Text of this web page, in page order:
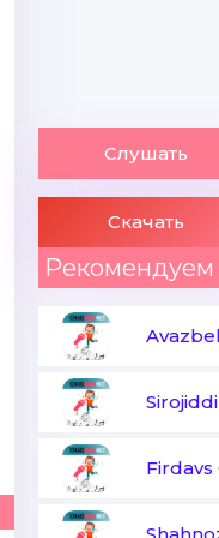
Слушать
Скачать
Рекомендуем
Firdavs